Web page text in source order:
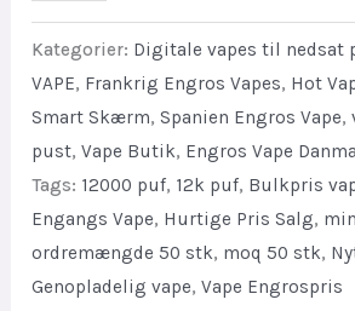
12000
Smart
Vape
Hot
Sale
quantity
Kategorier: Digitale vapes til nedsat
VAPE, Frankrig Engros Vapes, Hot
Smart Skærm,Spanien Engros Vape,
pust,Vape Butik, Engros Vape
Tags: 12000 puf, 12k puf, Bulkpris
Engangs Vape, Hurtige Pris Salg,
ordremængde 50 stk, moq 50 stk,
Genopladelig vape,Vape Engrospris